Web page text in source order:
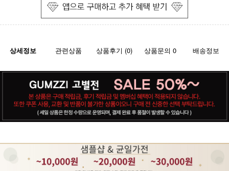
상세정보 관련상품 상품후기 (0) 상품문의 0 배송정보